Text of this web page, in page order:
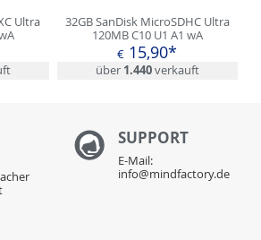
Ultra
32GB SanDisk MicroSDHC Ultra
120MB C10 U1 A1 wA
€ 15,90*
über 1.440verkauft
SUPPORT
E-Mail:
info@mindfactory.de